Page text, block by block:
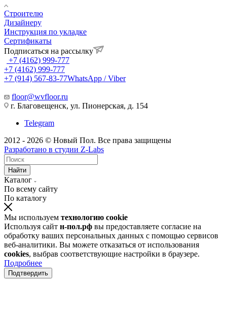
Строителю
Дизайнеру
Инструкция по укладке
Сертификаты
Подписаться на рассылку
+7 (4162) 999-777
+7 (4162) 999-777
+7 (914) 567-83-77WhatsApp / Viber
floor@wvfloor.ru
г. Благовещенск, ул. Пионерская, д. 154
Telegram
2012 - 2026 © Новый Пол. Все права защищены
Разработано в студии Z-Labs
Найти
Каталог
По всему сайту
По каталогу
Мы используем технологию cookie
Используя сайт н-пол.рф вы предоставляете согласие на
обработку ваших персональных данных с помощью сервисов
веб-аналитики. Вы можете отказаться от использования
cookies, выбрав соответствующие настройки в браузере.
Подробнее
Подтвердить